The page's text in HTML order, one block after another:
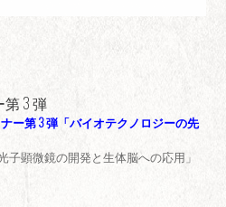
第 3 弾
ー第 3 弾「バイオテクノロジーの先
子顕微鏡の開発と生体脳への応用」